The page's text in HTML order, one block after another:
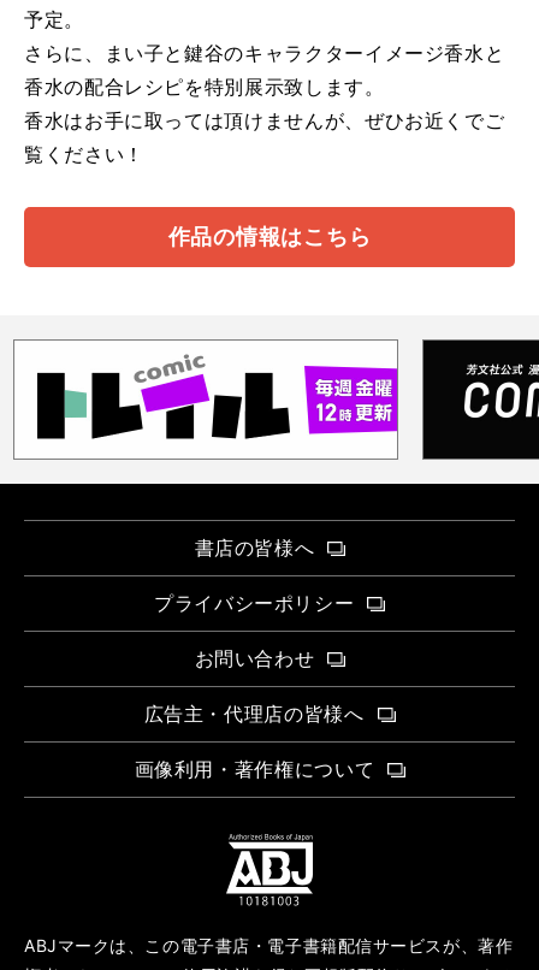
予定。
さらに、まい子と鍵谷のキャラクターイメージ香水と
香水の配合レシピを特別展示致します。
香水はお手に取っては頂けませんが、ぜひお近くでご
覧ください！
作品の情報はこちら
書店の皆様へ
プライバシーポリシー
お問い合わせ
広告主・代理店の皆様へ
画像利用・著作権について
ABJマークは、この電子書店・電子書籍配信サービスが、著作